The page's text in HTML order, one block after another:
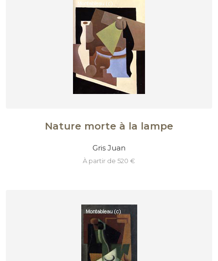
Nature morte à la lampe
Gris Juan
à partir de 520 €